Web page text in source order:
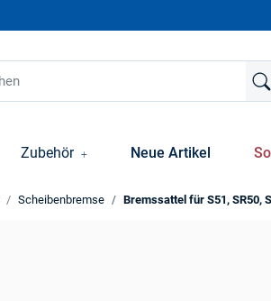
Zubehör Neue Artikel
Scheibenbremse Bremssattel für S51, SR50,